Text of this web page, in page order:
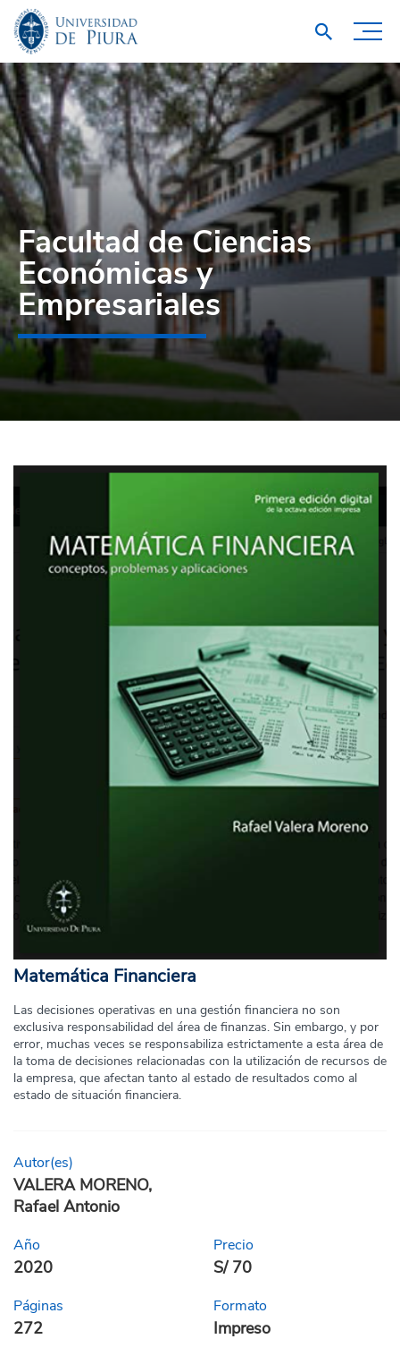
Facultad de Ciencias
Económicas y
Empresariales
Matemática Financiera
Las decisiones operativas en una gestión financiera no son
exclusiva responsabilidad del área de finanzas. Sin embargo, y por
error, muchas veces se responsabiliza estrictamente a esta área de
la toma de decisiones relacionadas con la utilización de recursos de
la empresa, que afectan tanto al estado de resultados como al
estado de situación financiera.
Autor(es)
VALERA MORENO,
Rafael Antonio
Año
2020
Precio
S/ 70
Páginas
272
Formato
Impreso